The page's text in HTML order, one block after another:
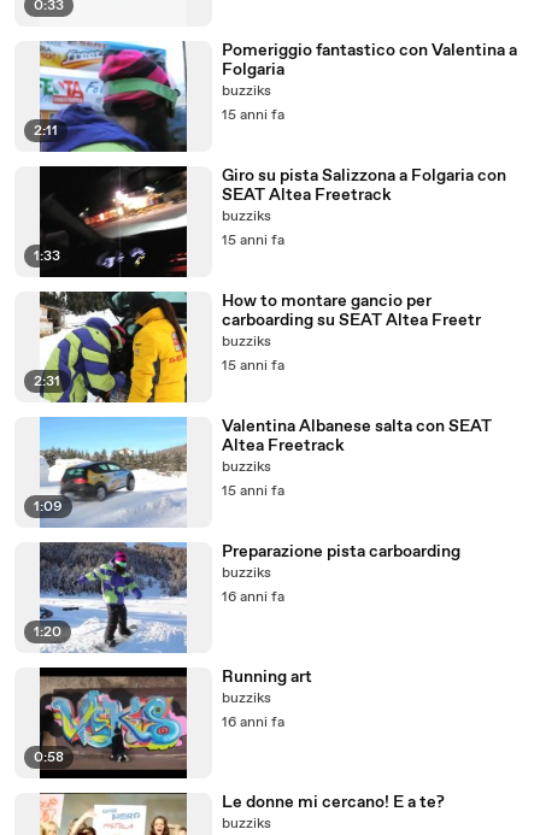
0:33
2:11
Pomeriggio fantastico con Valentina a
Folgaria
buzziks
15 anni fa
1:33
Giro su pista Salizzona a Folgaria con
SEAT Altea Freetrack
buzziks
15 anni fa
2:31
How to montare gancio per
carboarding su SEAT Altea Freetr
buzziks
15 anni fa
1:09
Valentina Albanese salta con SEAT
Altea Freetrack
buzziks
15 anni fa
1:20
Preparazione pista carboarding
buzziks
16 anni fa
0:58
Running art
buzziks
16 anni fa
Le donne mi cercano! E a te?
buzziks